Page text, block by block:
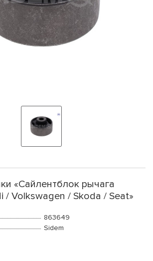
«Сайлентблок рычага
/ Volkswagen / Skoda / Seat»
863649
Sidem